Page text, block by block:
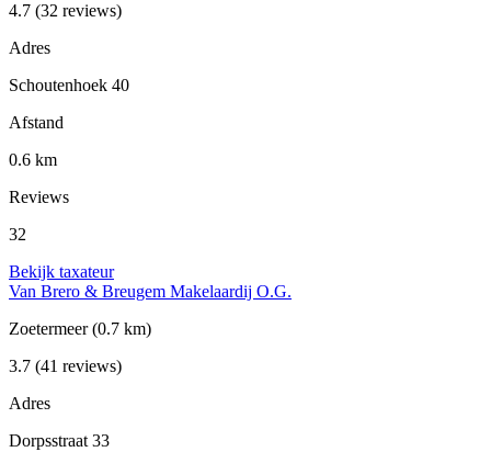
4.7 (32 reviews)
Adres
Schoutenhoek 40
Afstand
0.6 km
Reviews
32
Bekijk taxateur
Van Brero & Breugem Makelaardij O.G.
Zoetermeer(0.7 km)
3.7 (41 reviews)
Adres
Dorpsstraat 33